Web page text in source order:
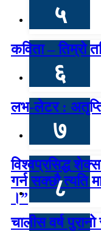
५
कविता – तिम्रो
६
लभ-लेटर :
७
विश्वप्रसिद्ध
गर्न सक्छौ त्यति
।”
८
चालीस वर्ष